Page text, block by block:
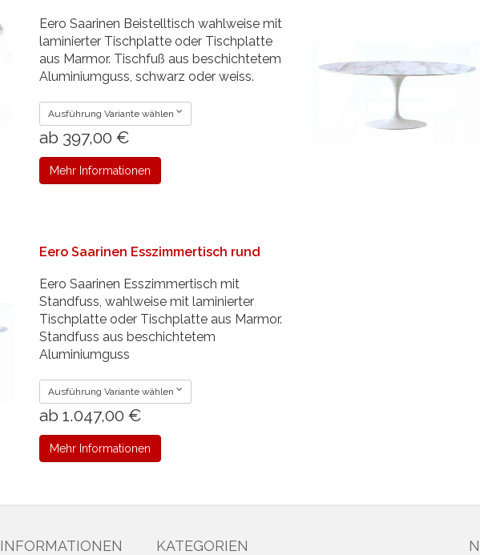
Eero Saarinen Beistelltisch wahlweise mit
laminierter Tischplatte oder Tischplatte
aus Marmor. Tischfuß aus beschichtetem
Aluminiumguss, schwarz oder weiss.
Ausführung Variante wählen
ab 397,00 €
Mehr Informationen
Eero Saarinen Esszimmertisch rund
Eero Saarinen Esszimmertisch mit
Standfuss, wahlweise mit laminierter
Tischplatte oder Tischplatte aus Marmor.
Standfuss aus beschichtetem
Aluminiumguss
Ausführung Variante wählen
ab 1.047,00 €
Mehr Informationen
INFORMATIONEN KATEGORIEN